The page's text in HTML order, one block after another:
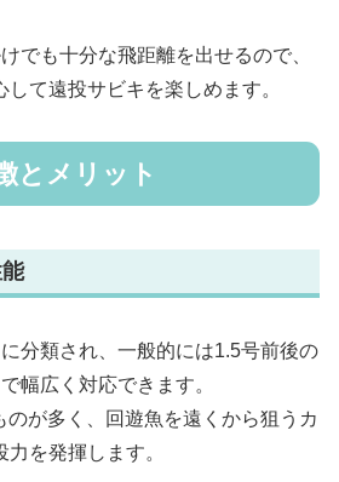
でも十分な飛距離を出せるので、
て遠投サビキを楽しめます。
とメリット
分類され、一般的には1.5号前後の
幅広く対応できます。
が多く、回遊魚を遠くから狙うカ
を発揮します。